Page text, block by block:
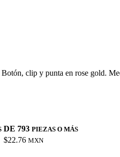
clip y punta en rose gold.
DE 793 PIEZAS O MÁS
$22.76 MXN